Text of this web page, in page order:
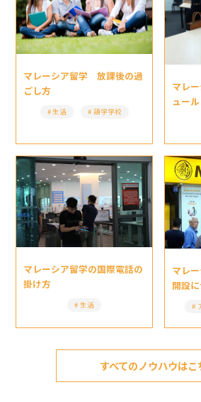
マレーシア留学 放課後の過
ごし方
生活 語学学校
マレ
ュール
マレーシア留学の国際電話の
掛け方
生活
マレ
開設
すべてのノウハウはこ